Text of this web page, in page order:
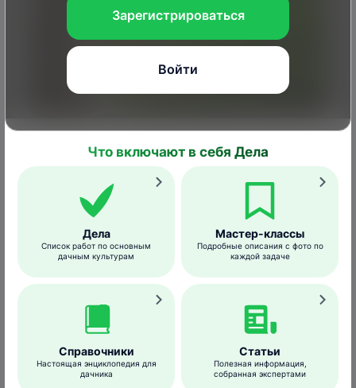
KamranAydinov /freepik.com
Основные правила полива репчатого лука:
температура воды для поливов – не ниже
глубина увлажнения – не менее 10 см;
воду нужно лить не под корень, а в
междурядья;
интенсивность поливов зависит от этапа
выращивания: в мае достаточно раз в
неделю выливать на грядку 6-10 л (из
расчета на 1 кв.м), в июне объем воды
увеличивают до 10-12 л, в июле уменьшают
Зарегистрироваться
Войти
Что включают в себя Дела
Дела
Список работ по основным
дачным культурам
Мастер-классы
Подробные описания с фото по
каждой задаче
Справочники
Настоящая энциклопедия для
дачника
Статьи
Полезная информация,
собранная экспертами